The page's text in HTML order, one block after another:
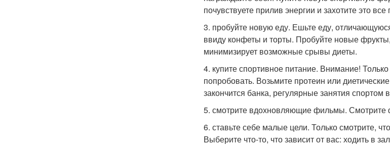
почувствуете прилив энергии и захотите это
3. пробуйте новую еду. Ешьте еду,
ввиду конфеты и торты. Пробуйте новые
минимизирует возможные срывы диеты.
4. купите спортивное питание. Внимание!
попробовать. Возьмите протеин или
закончится банка, регулярные занятия
5. смотрите вдохновляющие фильмы. Смотрите
6. ставьте себе малые цели. Только смотрите,
Выберите что-то, что зависит от вас: ходить в